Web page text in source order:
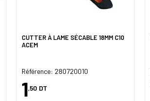
CUTTER À LAME SÉCABLE 18MM C10
ACEM
Référence: 280720010
1,50 DT